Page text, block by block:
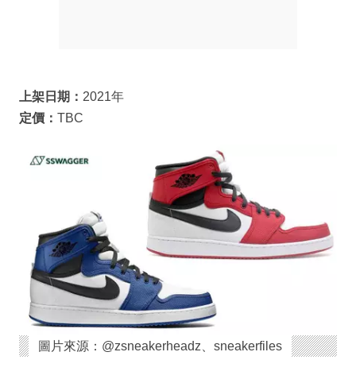
上架日期： 2021年
定價： TBC
圖片來源：@zsneakerheadz、sneakerfiles